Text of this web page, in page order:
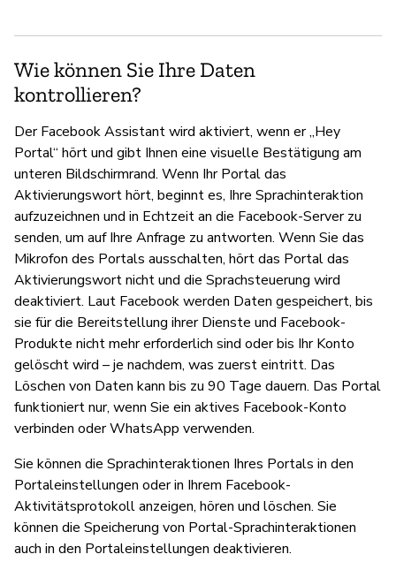
Wie können Sie Ihre Daten
kontrollieren?
Der Facebook Assistant wird aktiviert, wenn er „Hey
Portal“ hört und gibt Ihnen eine visuelle Bestätigung am
unteren Bildschirmrand. Wenn Ihr Portal das
Aktivierungswort hört, beginnt es, Ihre Sprachinteraktion
aufzuzeichnen und in Echtzeit an die Facebook-Server zu
senden, um auf Ihre Anfrage zu antworten. Wenn Sie das
Mikrofon des Portals ausschalten, hört das Portal das
Aktivierungswort nicht und die Sprachsteuerung wird
deaktiviert. Laut Facebook werden Daten gespeichert, bis
sie für die Bereitstellung ihrer Dienste und Facebook-
Produkte nicht mehr erforderlich sind oder bis Ihr Konto
gelöscht wird – je nachdem, was zuerst eintritt. Das
Löschen von Daten kann bis zu 90 Tage dauern. Das Portal
funktioniert nur, wenn Sie ein aktives Facebook-Konto
verbinden oder WhatsApp verwenden.
Sie können die Sprachinteraktionen Ihres Portals in den
Portaleinstellungen oder in Ihrem Facebook-
Aktivitätsprotokoll anzeigen, hören und löschen. Sie
können die Speicherung von Portal-Sprachinteraktionen
auch in den Portaleinstellungen deaktivieren.